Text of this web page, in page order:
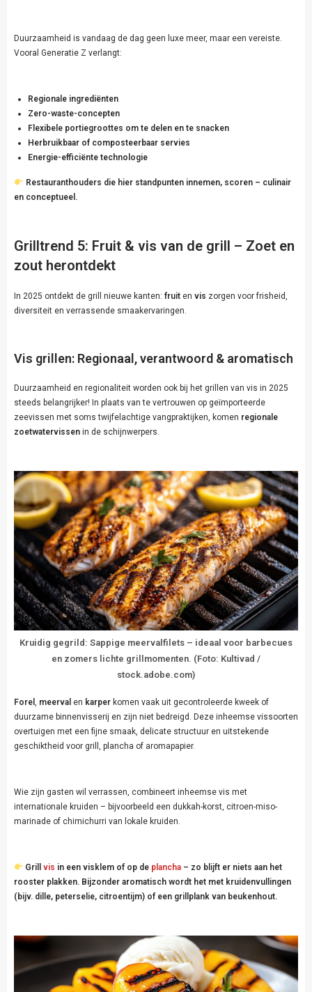
Duurzaamheid is vandaag de dag geen luxe meer, maar een vereiste.
Vooral Generatie Z verlangt:
Regionale ingrediënten
Zero-waste-concepten
Flexibele portiegroottes om te delen en te snacken
Herbruikbaar of composteerbaar servies
Energie-efficiënte technologie
Restauranthouders die hier standpunten innemen, scoren – culinair
en conceptueel.
Grilltrend 5: Fruit & vis van de grill – Zoet en
zout herontdekt
In 2025 ontdekt de grill nieuwe kanten: fruit en vis zorgen voor frisheid,
diversiteit en verrassende smaakervaringen.
Vis grillen: Regionaal, verantwoord & aromatisch
Duurzaamheid en regionaliteit worden ook bij het grillen van vis in 2025
steeds belangrijker! In plaats van te vertrouwen op geïmporteerde
zeevissen met soms twijfelachtige vangpraktijken, komen regionale
zoetwatervissen in de schijnwerpers.
Kruidig gegrild: Sappige meervalfilets – ideaal voor barbecues
en zomers lichte grillmomenten. (Foto: Kultivad /
stock.adobe.com)
Forel , meerval en karper komen vaak uit gecontroleerde kweek of
duurzame binnenvisserij en zijn niet bedreigd. Deze inheemse vissoorten
overtuigen met een fijne smaak, delicate structuur en uitstekende
geschiktheid voor grill, plancha of aromapapier.
Wie zijn gasten wil verrassen, combineert inheemse vis met
internationale kruiden – bijvoorbeeld een dukkah-korst, citroen-miso-
marinade of chimichurri van lokale kruiden.
Grill vis in een visklem of op de plancha– zo blijft er niets aan het
rooster plakken. Bijzonder aromatisch wordt het met kruidenvullingen
(bijv. dille, peterselie, citroentijm) of een grillplank van beukenhout.